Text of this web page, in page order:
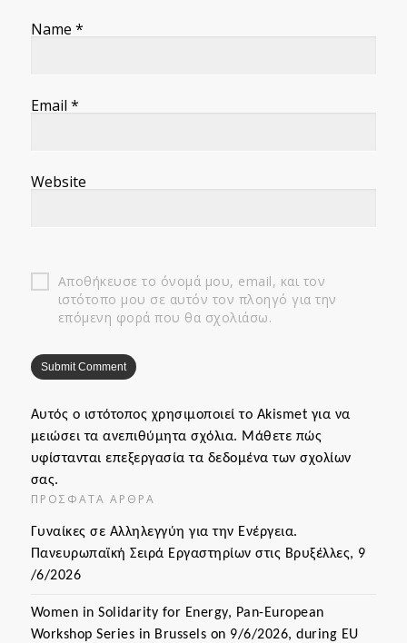
Name *
Email *
Website
Αποθήκευσε το όνομά μου, email, και τον
ιστότοπο μου σε αυτόν τον πλοηγό για την
επόμενη φορά που θα σχολιάσω.
Αυτός ο ιστότοπος χρησιμοποιεί το Akismet για να
μειώσει τα ανεπιθύμητα σχόλια. Μάθετε πώς
υφίστανται επεξεργασία τα δεδομένα των σχολίων
σας.
ΠΡΌΣΦΑΤΑ ΆΡΘΡΑ
Γυναίκες σε Αλληλεγγύη για την Ενέργεια.
Πανευρωπαϊκή Σειρά Εργαστηρίων στις Βρυξέλλες, 9
/6/2026
Women in Solidarity for Energy, Pan-European
Workshop Series in Brussels on 9/6/2026, during EU